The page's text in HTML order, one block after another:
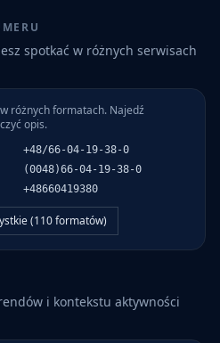
spotkać w różnych serwisach
różnych formatach. Najedź
opis.
+48/66-04-19-38-0
(0048)66-04-19-38-0
+48660419380
(110formatów)
i kontekstu aktywności